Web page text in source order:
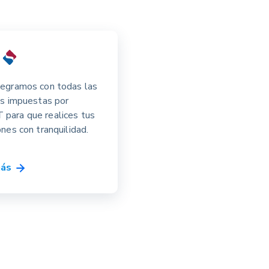
con todas las
impuestas por
para que realices tus
con tranquilidad.